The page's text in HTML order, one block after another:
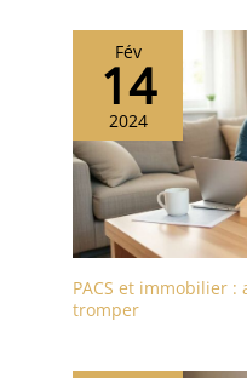
Fév
14
2024
PACS et immobilier :
tromper